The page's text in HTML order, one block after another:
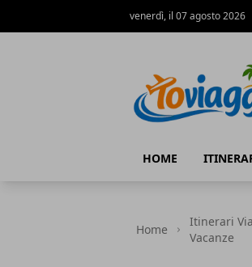
venerdì, il 07 agosto 2026
HOME
Home
Itinerari
Vacanze